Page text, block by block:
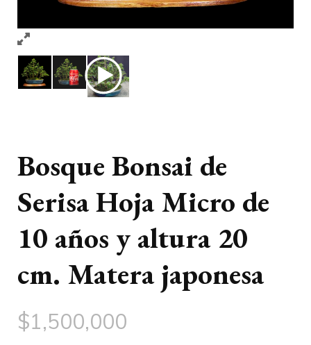
Bosque Bonsai de
Serisa Hoja Micro de
10 años y altura 20
cm. Matera japonesa
$1,500,000